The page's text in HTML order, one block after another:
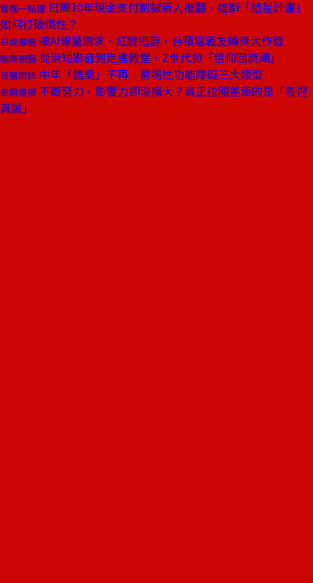
管理一點靈 日團30年現金支付制被新人推翻，雄獅「造星計畫」
如何打破慣性？
日經嚴選 被AI爆量需求、紅鏈追趕，台積電戰友轉骨大作戰
國際視窗 從滑短影音到走進教堂，Z世代掀「信仰回流潮」
良醫問診 中年「雄風」不再 醫揭性功能障礙三大類型
商周書摘 不斷努力，影響力卻沒擴大？真正拉開差距的是「表裡
真誠」